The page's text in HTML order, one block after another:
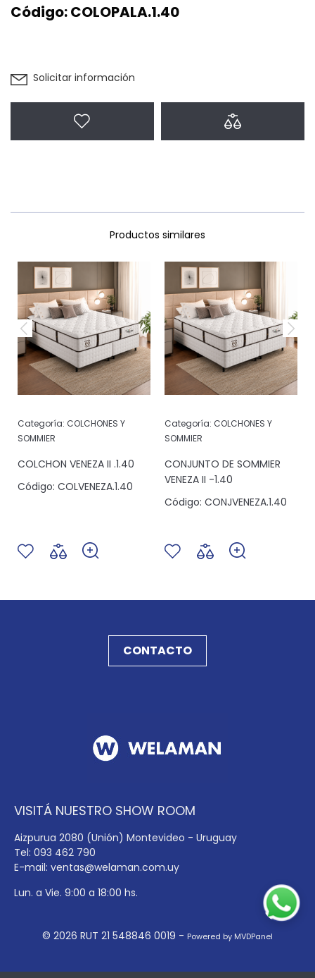
Código:COLOPALA.1.40
Solicitar información
Productos similares
Categoría: COLCHONES Y
SOMMIER
COLCHON VENEZA II .1.40
Código: COLVENEZA.1.40
Categoría: COLCHONES Y
SOMMIER
CONJUNTO DE SOMMIER
VENEZA II -1.40
Código: CONJVENEZA.1.40
CONTACTO
VISITÁ NUESTRO SHOW ROOM
Aizpurua 2080 (Unión) Montevideo - Uruguay
Tel: 093 462 790
E-mail: ventas@welaman.com.uy
Lun. a Vie. 9:00 a 18:00 hs.
© 2026 RUT 21 548846 0019 - Powered by MVDPanel